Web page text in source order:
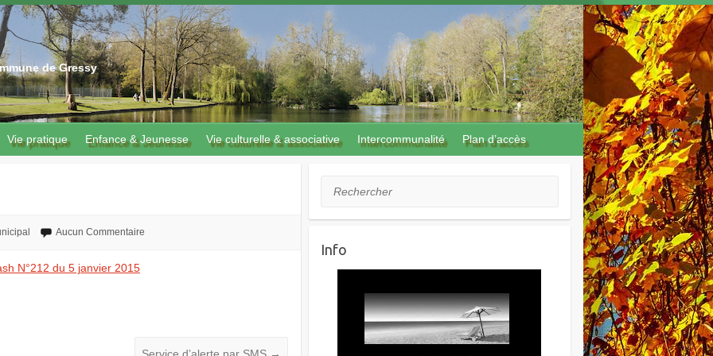
de Gressy
Vie pratique Enfance & Jeunesse Vie culturelle & associative Intercommunalité Plan d’accès
Aucun Commentaire
N°212 du 5 janvier 2015
Rechercher
Info